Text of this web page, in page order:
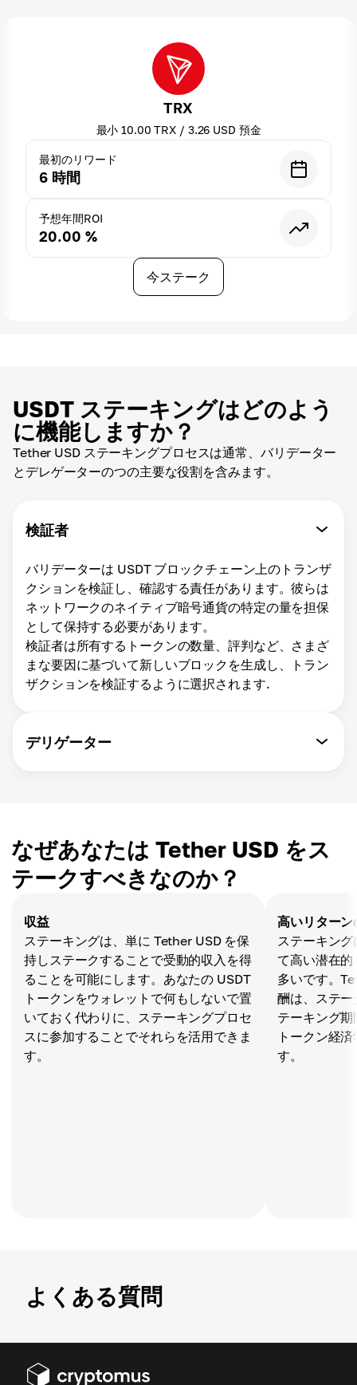
TRX
最小 10.00 TRX / 3.26 USD 預金
最初のリワード
6 時間
予想年間ROI
20.00 %
今ステーク
USDT ステーキングはどのよう
に機能しますか？
Tether USD ステーキングプロセスは通常、バリデーター
とデレゲーターのつの主要な役割を含みます。
検証者
バリデーターは USDT ブロックチェーン上のトランザ
クションを検証し、確認する責任があります。彼らは
ネットワークのネイティブ暗号通貨の特定の量を担保
として保持する必要があります。
検証者は所有するトークンの数量、評判など、さまざ
まな要因に基づいて新しいブロックを生成し、トラン
ザクションを検証するように選択されます.
デリゲーター
なぜあなたは Tether USD をス
テークすべきなのか？
収益
ステーキングは、単に Tether USD を保
持しステークすることで受動的収入を得
ることを可能にします。あなたの USDT
トークンをウォレットで何もしないで置
いておく代わりに、ステーキングプロセ
スに参加することでそれらを活用できま
す。
高いリターン
ステーキン
て高い潜在
多いです。
酬は、ステ
テーキング
トークン経
す。
よくある質問